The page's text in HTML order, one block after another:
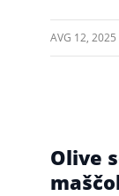
AVG 12, 2025
Olive